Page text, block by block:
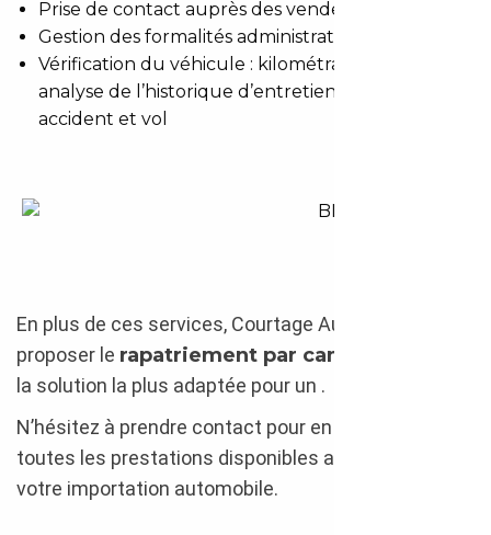
Prise de contact auprès des vendeurs
Gestion des formalités administratives
Vérification du véhicule : kilométrage réel,
analyse de l’historique d’entretien, check
accident et vol
En plus de ces services, Courtage Auto peut vous
proposer le rapatriement par camion
la solution la plus adaptée pour un .
N’hésitez à prendre contact pour en savoir plus sur
toutes les prestations disponibles afin de faciliter
votre importation automobile.